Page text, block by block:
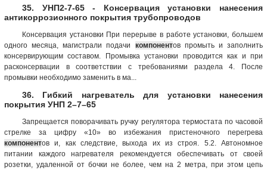
35. УНП2-7-65 - Консервация установки нанесения
антикоррозионного покрытия трубопроводов
Консервация установки При перерыве в работе установки, большем
одного месяца, магистрали подачи компонентов промыть и заполнить
консервирующим составом. Промывка установки проводится как и при
расконсервации в соответствии с требованиями раздела 4. После
промывки необходимо заменить в ма...
36. Гибкий нагреватель для установки нанесения
покрытия УНП 2–7–65
Запрещается поворачивать ручку регулятора термостата по часовой
стрелке за цифру «10» во избежания пристеночного перегрева
компонентов и, как следствие, выхода их из строя. 5.2. Автономное
питании каждого нагревателя рекомендуется обеспечивать от своей
розетки, удаленной от бочки не более, чем на 2 метра, при этом цепь